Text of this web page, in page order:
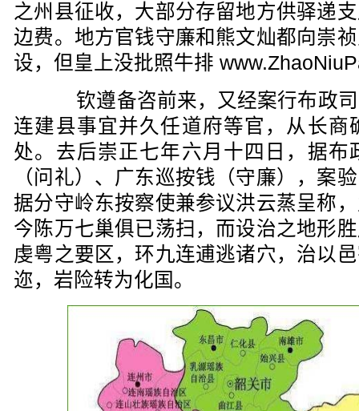
之州县征收，大部分存留地方供驿递
边费。地方官钱守廉和熊文灿都向崇
设，但皇上没批照牛排
钦遵备咨前来，又经案行布政司
连建县事宜并久任道府等官，从长商
处。去后崇正七年六月十四日，据布
（问礼）、广东巡按钱（守廉），案
据分守岭东按察使兼参议洪云蒸呈称
今陈万七巢俱已荡扫，而设治之地形
虔粤之要区，环九连逋逃诸穴，治以
迩，岩险转为化国。